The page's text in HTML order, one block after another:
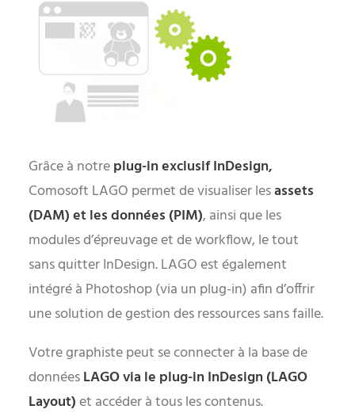
Grâce à notreplug-in exclusif InDesign,
Comosoft LAGO permet de visualiser lesassets
(DAM) et les données (PIM), ainsi que les
modules d’épreuvage et de workflow, le tout
sans quitter InDesign. LAGO est également
intégré à Photoshop (via un plug-in) afin d’offrir
une solution de gestion des ressources sans faille.
Votre graphiste peut se connecter à la base de
donnéesLAGO via le plug-in InDesign (LAGO
Layout)et accéder à tous les contenus.